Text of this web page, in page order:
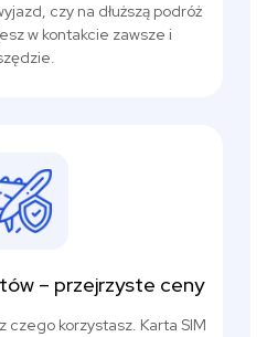
czy na dłuższą podróż
w kontakcie zawsze i
– przejrzyste ceny
czego korzystasz. Karta SIM